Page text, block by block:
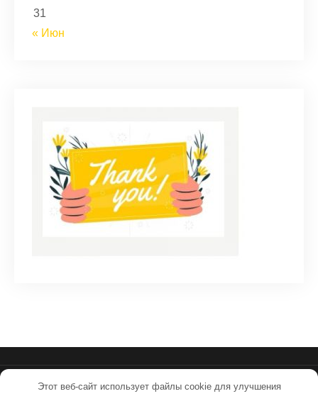
31
« Июн
ssmpkuv.ru - Работает на WordPress
Этот веб-сайт использует файлы cookie для улучшения